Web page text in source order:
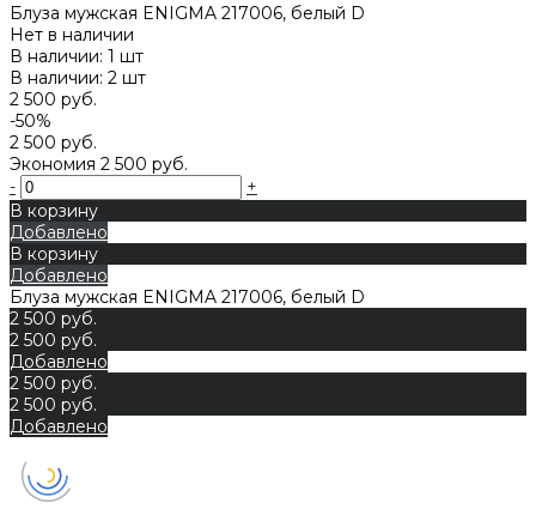
Блуза мужская ENIGMA 217006, белый D
Нет в наличии
В наличии: 1 шт
В наличии: 2 шт
2 500 руб.
-50%
2 500 руб.
Экономия 2 500 руб.
-
+
В корзину
Добавлено
В корзину
Добавлено
Блуза мужская ENIGMA 217006, белый D
2 500 руб.
2 500 руб.
Добавлено
2 500 руб.
2 500 руб.
Добавлено